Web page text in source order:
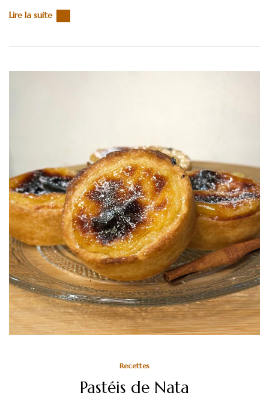
Lire la suite
Recettes
Pastéis de Nata